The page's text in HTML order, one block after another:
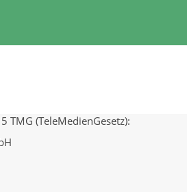
TMG (TeleMedienGesetz):